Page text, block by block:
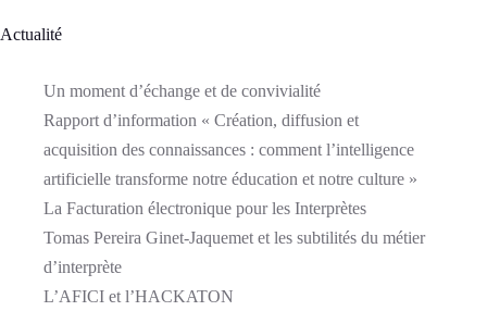
Actualité
Un moment d’échange et de convivialité
Rapport d’information « Création, diffusion et
acquisition des connaissances : comment l’intelligence
artificielle transforme notre éducation et notre culture »
La Facturation électronique pour les Interprètes
Tomas Pereira Ginet-Jaquemet et les subtilités du métier
d’interprète
L’AFICI et l’HACKATON